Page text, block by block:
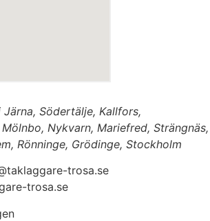
Södertälje, Kallfors,
Nykvarn, Mariefred, Strängnäs,
Rönninge, Grödinge, Stockholm
trosa.se
trosa.se